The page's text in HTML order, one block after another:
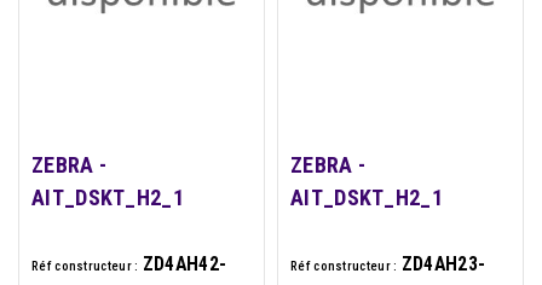
ZEBRA -
AIT_DSKT_H2_1
Réf constructeur : ZD4AH42-
ZEBRA -
AIT_DSKT_H2_1
Réf constructeur : ZD4AH23-